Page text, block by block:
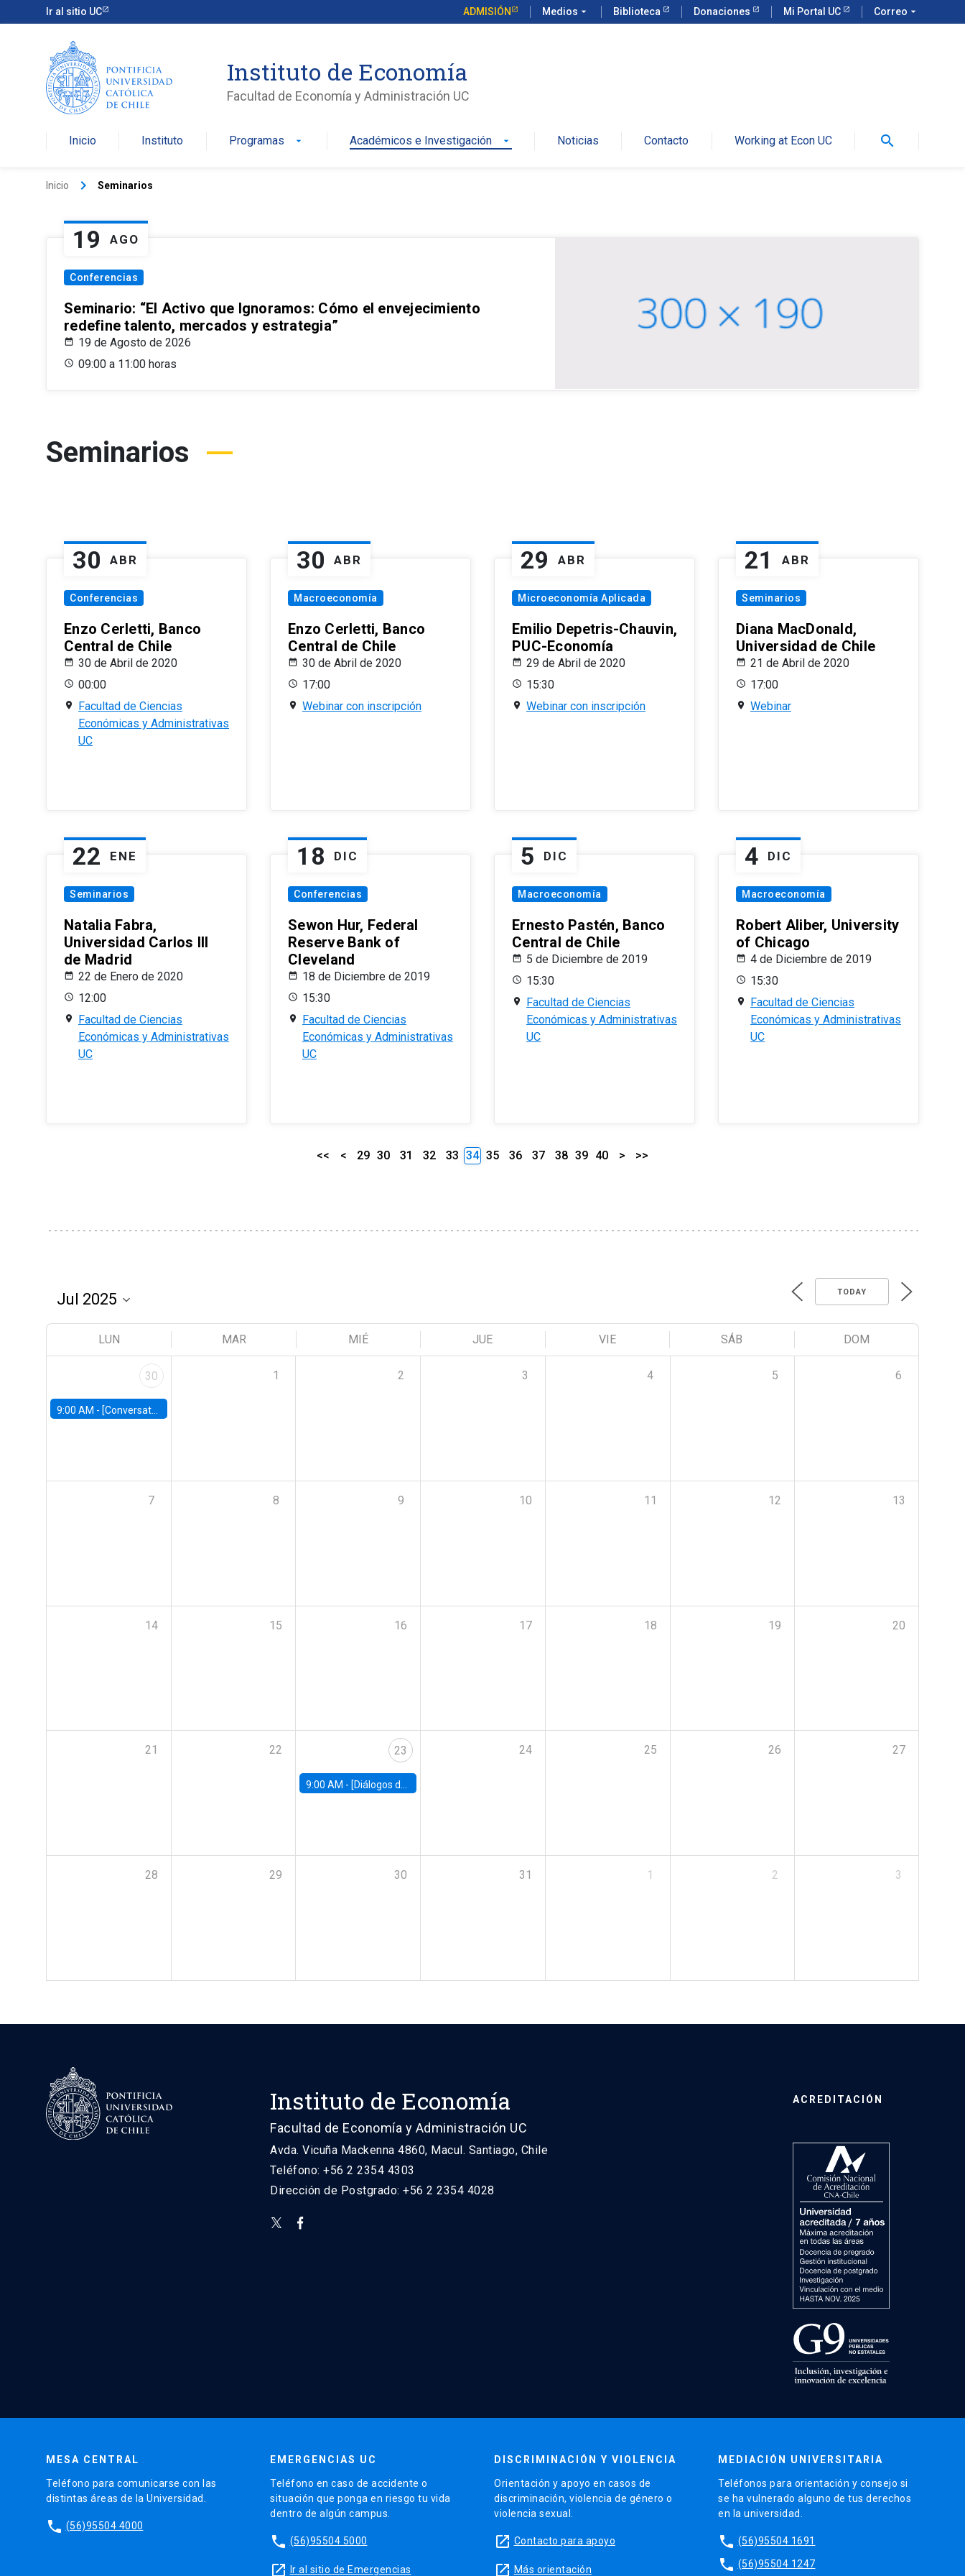
Ir al sitio UC ADMISIÓN Medios arrow_drop_down Biblioteca Donaciones Mi Portal UC Correo arrow_drop_down
Instituto de Economía
Facultad de Economía y Administración UC
Inicio Instituto Programas arrow_drop_down Académicos e Investigación arrow_drop_down Noticias Contacto Working at Econ UC search
Inicio keyboard_arrow_right Seminarios
19 AGO
Conferencias
Seminario: “El Activo que Ignoramos: Cómo el envejecimiento
redefine talento, mercados y estrategia”
19 de Agosto de 2026
09:00 a 11:00 horas
Seminarios
30 ABR
Conferencias
Enzo Cerletti, Banco
Central de Chile
30 de Abril de 2020
00:00
Facultad de Ciencias
Económicas y Administrativas
UC
30 ABR
Macroeconomía
Enzo Cerletti, Banco
Central de Chile
30 de Abril de 2020
17:00
Webinar con inscripción
29 ABR
Microeconomía Aplicada
Emilio Depetris-Chauvin,
PUC-Economía
29 de Abril de 2020
15:30
Webinar con inscripción
21 ABR
Seminarios
Diana MacDonald,
Universidad de Chile
21 de Abril de 2020
17:00
Webinar
22 ENE
Seminarios
Natalia Fabra,
Universidad Carlos III
de Madrid
22 de Enero de 2020
12:00
Facultad de Ciencias
Económicas y Administrativas
UC
18 DIC
Conferencias
Sewon Hur, Federal
Reserve Bank of
Cleveland
18 de Diciembre de 2019
15:30
Facultad de Ciencias
Económicas y Administrativas
UC
5 DIC
Macroeconomía
Ernesto Pastén, Banco
Central de Chile
5 de Diciembre de 2019
15:30
Facultad de Ciencias
Económicas y Administrativas
UC
4 DIC
Macroeconomía
Robert Aliber, University
of Chicago
4 de Diciembre de 2019
15:30
Facultad de Ciencias
Económicas y Administrativas
UC
<< < 29 30 31 32 33 34 35 36 37 38 39 40 > >>
TODAY
LUN MAR MIÉ JUE VIE SÁB DOM
30
9:00 AM - [Conversatorio] El futuro de Chile: Visiones para reactivar el crecimiento
1 2 3 4 5 6
7 8 9 10 11 12 13
14 15 16 17 18 19 20
21 22 23
9:00 AM - [Diálogos de Compromiso Público] Implementación de la reforma previsional: Desafíos y oportunidades
24 25 26 27
28 29 30 31 1 2 3
Instituto de Economía
Facultad de Economía y Administración UC
Avda. Vicuña Mackenna 4860, Macul. Santiago, Chile
Teléfono: +56 2 2354 4303
Dirección de Postgrado: +56 2 2354 4028
ACREDITACIÓN
MESA CENTRAL
Teléfono para comunicarse con las
distintas áreas de la Universidad.
phone (56)95504 4000
EMERGENCIAS UC
Teléfono en caso de accidente o
situación que ponga en riesgo tu vida
dentro de algún campus.
phone (56)95504 5000
launch Ir al sitio de Emergencias
DISCRIMINACIÓN Y VIOLENCIA
Orientación y apoyo en casos de
discriminación, violencia de género o
violencia sexual.
launch Contacto para apoyo
launch Más orientación
MEDIACIÓN UNIVERSITARIA
Teléfonos para orientación y consejo si
se ha vulnerado alguno de tus derechos
en la universidad.
phone (56)95504 1691
phone (56)95504 1247